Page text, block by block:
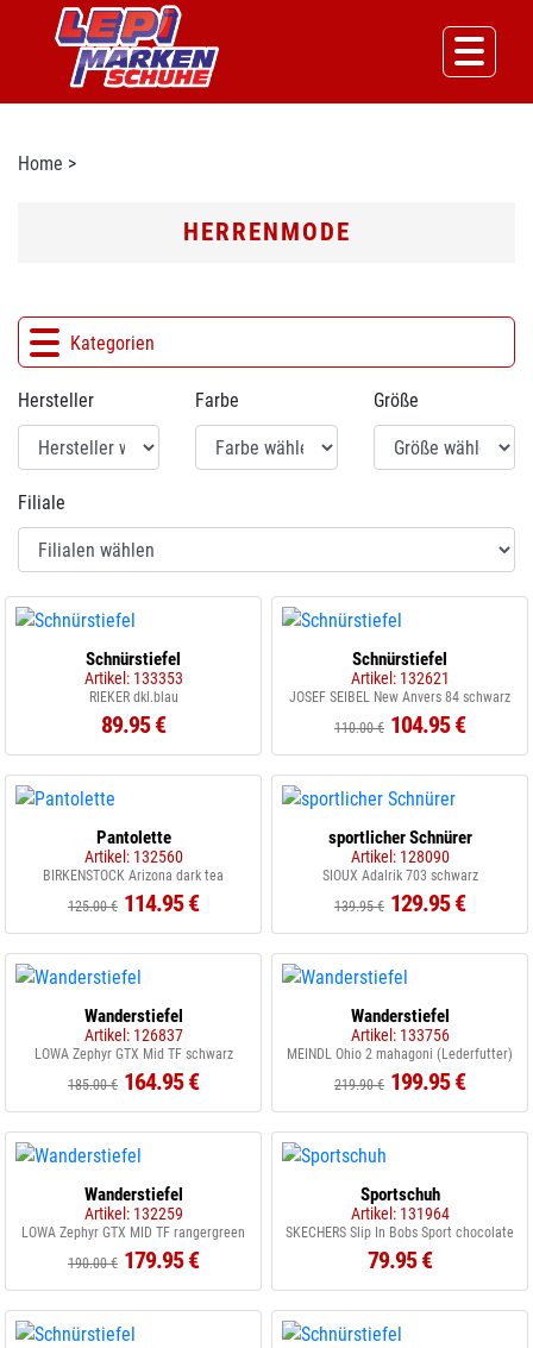
Home >
HERRENMODE
Kategorien
Hersteller Farbe Größe
Filiale
Schnürstiefel
Artikel: 133353
RIEKER dkl.blau
89.95 €
Schnürstiefel
Artikel: 132621
JOSEF SEIBEL New Anvers 84 schwarz
110.00 € 104.95 €
Pantolette
Artikel: 132560
BIRKENSTOCK Arizona dark tea
125.00 € 114.95 €
sportlicher Schnürer
Artikel: 128090
SIOUX Adalrik 703 schwarz
139.95 € 129.95 €
Wanderstiefel
Artikel: 126837
LOWA Zephyr GTX Mid TF schwarz
185.00 € 164.95 €
Wanderstiefel
Artikel: 133756
MEINDL Ohio 2 mahagoni (Lederfutter)
219.90 € 199.95 €
Wanderstiefel
Artikel: 132259
LOWA Zephyr GTX MID TF rangergreen
190.00 € 179.95 €
Sportschuh
Artikel: 131964
SKECHERS Slip In Bobs Sport chocolate
79.95 €